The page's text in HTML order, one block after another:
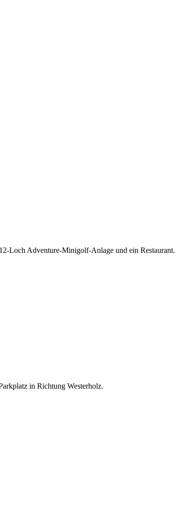
Loch Adventure-Minigolf-Anlage und ein Restaurant.
in Richtung Westerholz.